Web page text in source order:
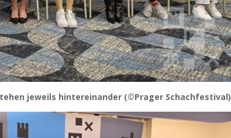
jeweils hintereinander (©Prager Schachfestival)